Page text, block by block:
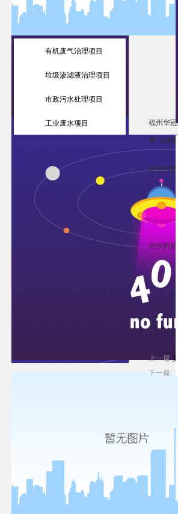
有机废气治理项目
垃圾渗滤液治理项目
市政污水处理项目
工业废水项目 福州华
用“水解
进水水
出水排
上一篇:
下一篇: